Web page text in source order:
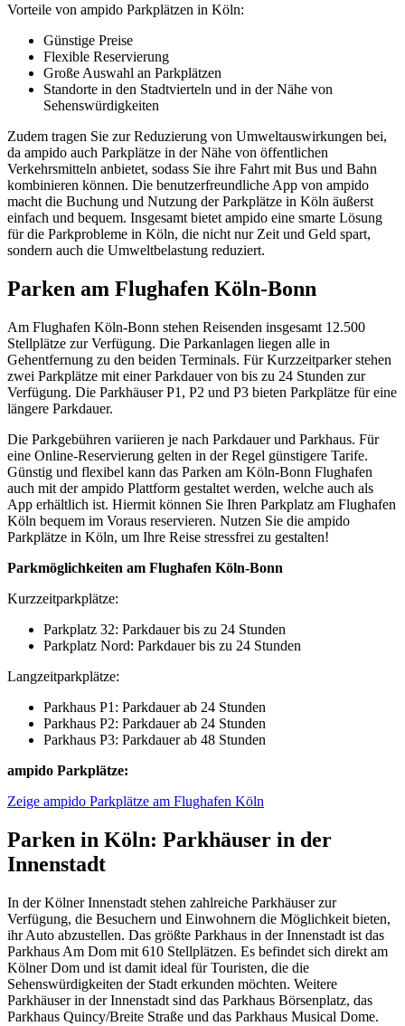
Vorteile von ampido Parkplätzen in Köln:
Günstige Preise
Flexible Reservierung
Große Auswahl an Parkplätzen
Standorte in den Stadtvierteln und in der Nähe von
Sehenswürdigkeiten
Zudem tragen Sie zur Reduzierung von Umweltauswirkungen bei,
da ampido auch Parkplätze in der Nähe von öffentlichen
Verkehrsmitteln anbietet, sodass Sie ihre Fahrt mit Bus und Bahn
kombinieren können. Die benutzerfreundliche App von ampido
macht die Buchung und Nutzung der Parkplätze in Köln äußerst
einfach und bequem. Insgesamt bietet ampido eine smarte Lösung
für die Parkprobleme in Köln, die nicht nur Zeit und Geld spart,
sondern auch die Umweltbelastung reduziert.
Parken am Flughafen Köln-Bonn
Am Flughafen Köln-Bonn stehen Reisenden insgesamt 12.500
Stellplätze zur Verfügung. Die Parkanlagen liegen alle in
Gehentfernung zu den beiden Terminals. Für Kurzzeitparker stehen
zwei Parkplätze mit einer Parkdauer von bis zu 24 Stunden zur
Verfügung. Die Parkhäuser P1, P2 und P3 bieten Parkplätze für eine
längere Parkdauer.
Die Parkgebühren variieren je nach Parkdauer und Parkhaus. Für
eine Online-Reservierung gelten in der Regel günstigere Tarife.
Günstig und flexibel kann das Parken am Köln-Bonn Flughafen
auch mit der ampido Plattform gestaltet werden, welche auch als
App erhältlich ist. Hiermit können Sie Ihren Parkplatz am Flughafen
Köln bequem im Voraus reservieren. Nutzen Sie die ampido
Parkplätze in Köln, um Ihre Reise stressfrei zu gestalten!
Parkmöglichkeiten am Flughafen Köln-Bonn
Kurzzeitparkplätze:
Parkplatz 32: Parkdauer bis zu 24 Stunden
Parkplatz Nord: Parkdauer bis zu 24 Stunden
Langzeitparkplätze:
Parkhaus P1: Parkdauer ab 24 Stunden
Parkhaus P2: Parkdauer ab 24 Stunden
Parkhaus P3: Parkdauer ab 48 Stunden
ampido Parkplätze:
Zeige ampido Parkplätze am Flughafen Köln
Parken in Köln: Parkhäuser in der
Innenstadt
In der Kölner Innenstadt stehen zahlreiche Parkhäuser zur
Verfügung, die Besuchern und Einwohnern die Möglichkeit bieten,
ihr Auto abzustellen. Das größte Parkhaus in der Innenstadt ist das
Parkhaus Am Dom mit 610 Stellplätzen. Es befindet sich direkt am
Kölner Dom und ist damit ideal für Touristen, die die
Sehenswürdigkeiten der Stadt erkunden möchten. Weitere
Parkhäuser in der Innenstadt sind das Parkhaus Börsenplatz, das
Parkhaus Quincy/Breite Straße und das Parkhaus Musical Dome.